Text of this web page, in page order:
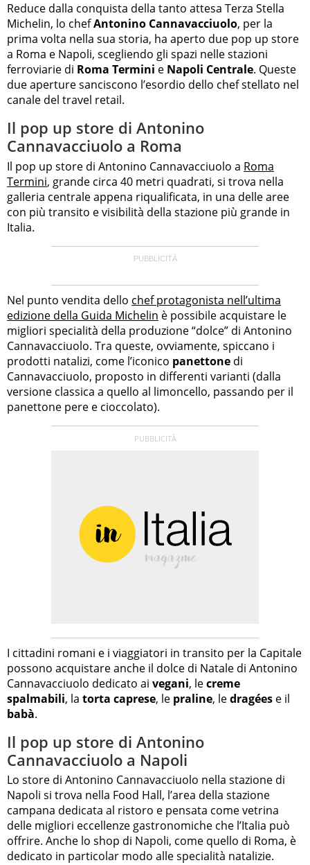
Reduce dalla conquista della tanto attesa Terza Stella
Michelin, lo chefAntonino Cannavacciuolo, per la
prima volta nella sua storia, ha aperto due pop up store
a Roma e Napoli, scegliendo gli spazi nelle stazioni
ferroviarie di Roma Termini e Napoli Centrale. Queste
due aperture sanciscono l’esordio dello chef stellato nel
canale del travel retail.
Il pop up store di Antonino
Cannavacciuolo a Roma
Il pop up store di Antonino Cannavacciuolo a Roma
Termini, grande circa 40 metri quadrati, si trova nella
galleria centrale appena riqualificata, in una delle aree
con più transito e visibilità della stazione più grande in
Italia.
Nel punto vendita dello chef protagonista nell’ultima
edizione della Guida Michelin è possibile acquistare le
migliori specialità della produzione “dolce” di Antonino
Cannavacciuolo. Tra queste, ovviamente, spiccano i
prodotti natalizi, come l’iconico panettone di
Cannavacciuolo, proposto in differenti varianti (dalla
versione classica a quello al limoncello, passando per il
panettone pere e cioccolato).
I cittadini romani e i viaggiatori in transito per la Capitale
possono acquistare anche il dolce di Natale di Antonino
Cannavacciuolo dedicato ai vegani, lecreme
spalmabili, la torta caprese, le praline, ledragées e il
babà.
Il pop up store di Antonino
Cannavacciuolo a Napoli
Lo store di Antonino Cannavacciuolo nella stazione di
Napoli si trova nella Food Hall, l’area della stazione
campana dedicata al ristoro e pensata come vetrina
delle migliori eccellenze gastronomiche che l’Italia può
offrire. Anche lo shop di Napoli, come quello di Roma, è
dedicato in particolar modo alle specialità natalizie.